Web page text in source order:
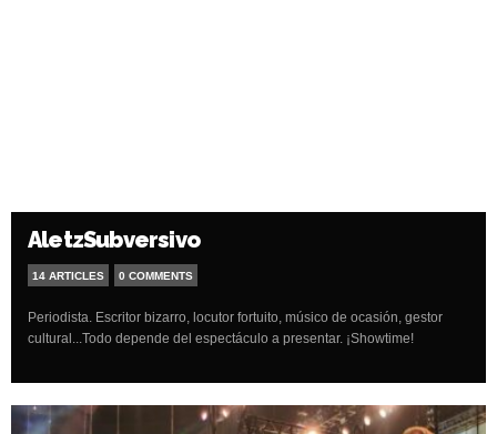
AletzSubversivo
14 ARTICLES 0 COMMENTS
Periodista. Escritor bizarro, locutor fortuito, músico de ocasión, gestor
cultural...Todo depende del espectáculo a presentar. ¡Showtime!